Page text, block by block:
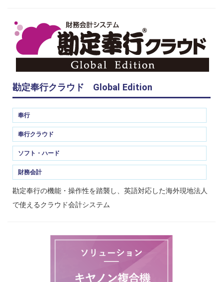
勘定奉行クラウド Global Edition
奉行
奉行クラウド
ソフト・ハード
財務会計
勘定奉行の機能・操作性を踏襲し、英語対応した海外現地法人
で使えるクラウド会計システム